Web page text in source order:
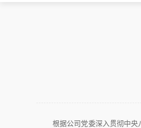
根据公司党委深入贯彻中